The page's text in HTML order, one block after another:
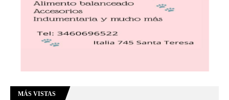
MÁS VISTAS